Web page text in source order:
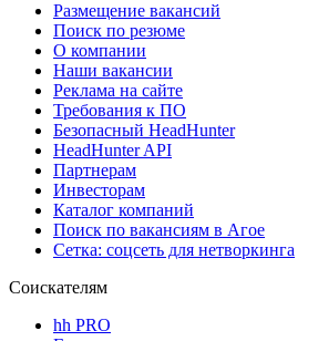
Размещение вакансий
Поиск по резюме
О компании
Наши вакансии
Реклама на сайте
Требования к ПО
Безопасный HeadHunter
HeadHunter API
Партнерам
Инвесторам
Каталог компаний
Поиск по вакансиям в Агое
Сетка: соцсеть для нетворкинга
Соискателям
hh PRO